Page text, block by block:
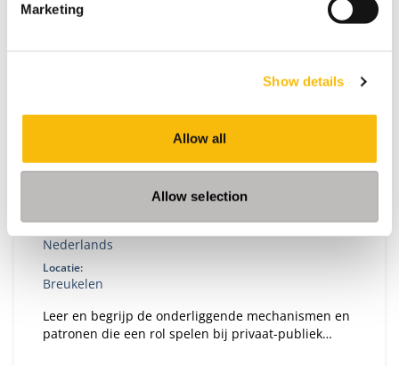
Marketing
Show details
Allow all
Allow selection
Nederlands
Locatie:
Breukelen
Leer en begrijp de onderliggende mechanismen en
patronen die een rol spelen bij privaat-publiek